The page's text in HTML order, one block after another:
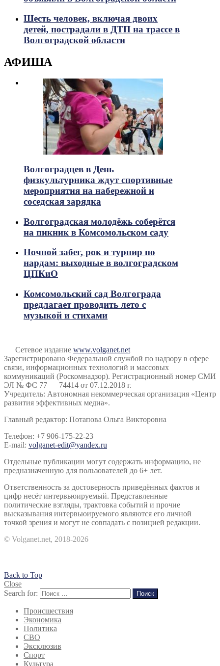
Шесть человек, включая двоих
детей, пострадали в ДТП на трассе в
Волгоградской области
АФИША
Волгоградцев в День
физкультурника ждут спортивные
мероприятия на набережной и
соседская зарядка
Волгоградская молодёжь соберётся
на пикник в Комсомольском саду
Ночной забег, рок и турнир по
нардам: выходные в волгоградском
ЦПКиО
Комсомольский сад Волгограда
предлагает проводить лето с
музыкой и стихами
Сетевое издание www.volganet.net
Зарегистрировано Федеральной службой по надзору в сфере
связи, информационных технологий и массовых
коммуникаций (Роскомнадзор). Регистрационный номер СМИ
ЭЛ № ФС 77 — 74414 от 07.12.2018 г.
Учредитель: Автономная некоммерческая организация «Центр
развития эффективных медиа».
Главный редактор: Потапова Ольга Викторовна
Телефон: +7 906-175-22-23
E-mail: volganet-edit@yandex.ru
Отдельные публикации могут содержать информацию, не
предназначенную для пользователей до 6+ лет.
Ответственность за достоверность приведённых фактов и
цифр несёт интервьюируемый. Представленные
политические взгляды, трактовка событий и прочие
высказывания интервьюируемого являются его личной
точкой зрения и могут не совпадать с позицией редакции.
© Volganet.net, 2018-2026
Back to Top
Close
Search for:
Поиск
Происшествия
Экономика
Политика
СВО
Эксклюзив
Спорт
Культура